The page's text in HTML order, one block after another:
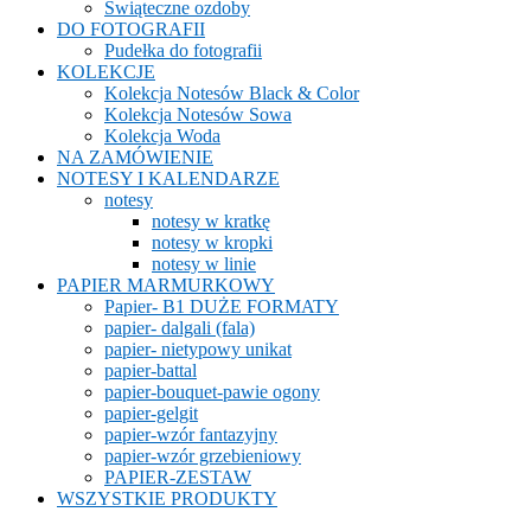
Świąteczne ozdoby
DO FOTOGRAFII
Pudełka do fotografii
KOLEKCJE
Kolekcja Notesów Black & Color
Kolekcja Notesów Sowa
Kolekcja Woda
NA ZAMÓWIENIE
NOTESY I KALENDARZE
notesy
notesy w kratkę
notesy w kropki
notesy w linie
PAPIER MARMURKOWY
Papier- B1 DUŻE FORMATY
papier- dalgali (fala)
papier- nietypowy unikat
papier-battal
papier-bouquet-pawie ogony
papier-gelgit
papier-wzór fantazyjny
papier-wzór grzebieniowy
PAPIER-ZESTAW
WSZYSTKIE PRODUKTY